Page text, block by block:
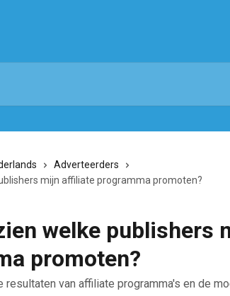
Adverteerders
mijn affiliate programma promoten?
welke publishers
promoten?
resultaten van affiliate programma's en de